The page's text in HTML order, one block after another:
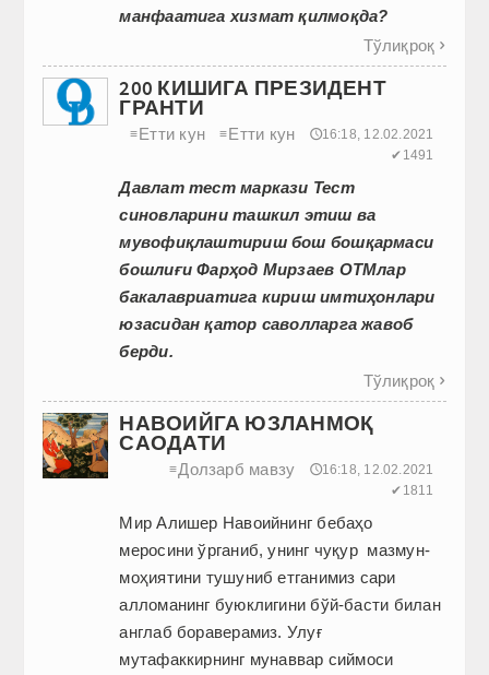
манфаатига хизмат қилмоқда?
Тўлиқроқ 
200 КИШИГА ПРЕЗИДЕНТ
ГРАНТИ
≡Етти кун ≡Етти кун
🕔16:18, 12.02.2021
✔1491
Давлат тест маркази Тест
синовларини ташкил этиш ва
мувофиқлаштириш бош бошқармаси
бошлиғи Фарҳод Мирзаев ОТМлар
бакалавриатига кириш имтиҳонлари
юзасидан қатор саволларга жавоб
берди.
Тўлиқроқ 
НАВОИЙГА ЮЗЛАНМОҚ
САОДАТИ
≡Долзарб мавзу
🕔16:18, 12.02.2021
✔1811
Мир Алишер Навоийнинг бебаҳо
меросини ўрганиб, унинг чуқур мазмун-
моҳиятини тушуниб етганимиз сари
алломанинг буюклигини бўй-басти билан
англаб бораверамиз. Улуғ
мутафаккирнинг мунаввар сиймоси